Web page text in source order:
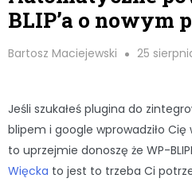
BLIP’a o nowym
Bartosz Maciejewski 25
Jeśli szukałeś plugina do
blipem i google wprowadziło Cię
to uprzejmie donoszę że WP-
Więcka to jest to trzeba Ci